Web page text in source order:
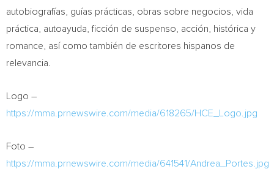
autobiografías, guías prácticas, obras sobre negocios, vida
práctica, autoayuda, ficción de suspenso, acción, histórica y
romance, así como también de escritores hispanos de
relevancia.
Logo –
https://mma.prnewswire.com/media/618265/HCE_Logo.jpg
Foto –
https://mma.prnewswire.com/media/641541/Andrea_Portes.jpg